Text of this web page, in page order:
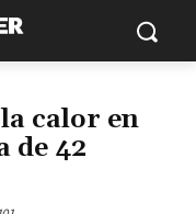
calor en
de 42